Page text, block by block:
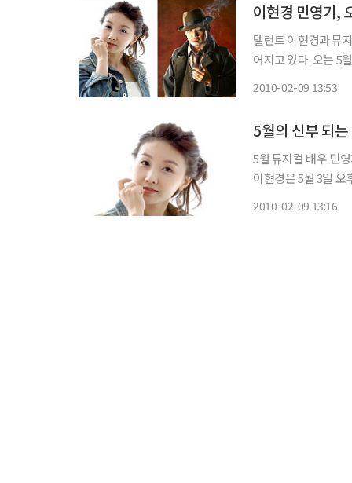
이현경 민영기,
탤런트 이현경과 뮤
어지고 있다. 오는 5월 화촉을 밝히는 이현경과 민영기는 뮤지컬 음악을 배우기 위해 이현경
2010-02-09 13:53
5월의 신부 되
5월 뮤지컬 배우 민
이현경은 5월 3일 오
2010-02-09 13:16